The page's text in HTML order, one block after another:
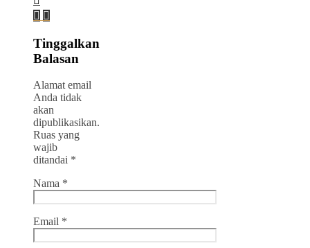
Tinggalkan
Balasan
Alamat email
Anda tidak
akan
dipublikasikan.
Ruas yang
wajib
ditandai *
Nama *
Email *